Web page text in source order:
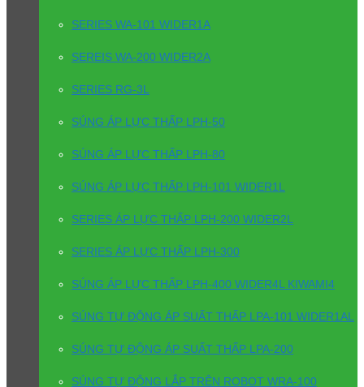
SERIES WA-101 WIDER1A
SEREIS WA-200 WIDER2A
SERIES RG-3L
SÚNG ÁP LỰC THẤP LPH-50
SÚNG ÁP LỰC THẤP LPH-80
SÚNG ÁP LỰC THẤP LPH-101 WIDER1L
SERIES ÁP LỰC THẤP LPH-200 WIDER2L
SERIES ÁP LỰC THẤP LPH-300
SÚNG ÁP LỰC THẤP LPH-400 WIDER4L KIWAMI4
SÚNG TỰ ĐỘNG ÁP SUẤT THẤP LPA-101 WIDER1AL
SÚNG TỰ ĐỘNG ÁP SUẤT THẤP LPA-200
SÚNG TỰ ĐỘNG LẮP TRÊN ROBOT WRA-100